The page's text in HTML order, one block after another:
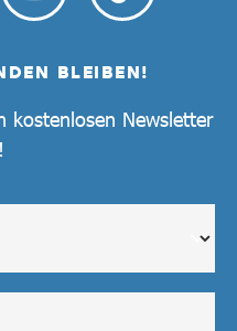
BLEIBEN!
kostenlosen Newsletter